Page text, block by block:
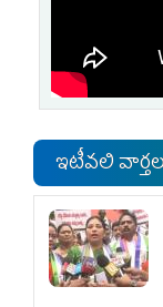
ఇటీవలి